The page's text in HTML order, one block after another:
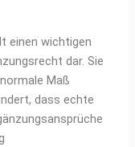
einen wichtigen
dar. Sie
Maß
dass echte